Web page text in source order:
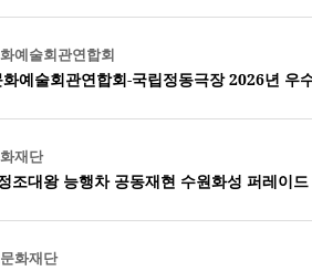
예술회관연합회
화예술회관연합회-국립정동극장 2026년 우
재단
조대왕 능행차 공동재현 수원화성 퍼레이
화재단